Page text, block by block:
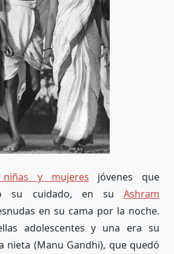
y mujeres jóvenes que
su cuidado, en su Ashram
en su cama por la noche.
adolescentes y una era su
nieta (Manu Gandhi), que quedó